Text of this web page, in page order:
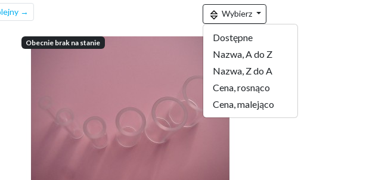
→ Wybierz
Dostępne
Nazwa, A do Z
Nazwa, Z do A
Cena, rosnąco
Cena, malejąco
Obecnie brak na stanie